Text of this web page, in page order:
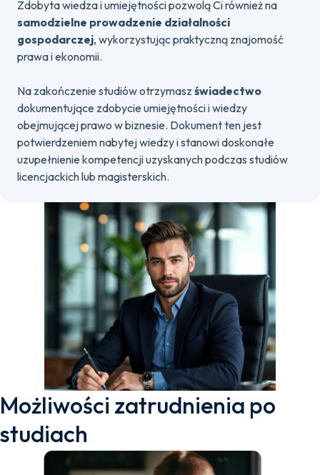
Zdobyta wiedza i umiejętności pozwolą Ci również na
samodzielne prowadzenie działalności
gospodarczej, wykorzystując praktyczną znajomość
prawa i ekonomii.
Na zakończenie studiów otrzymasz świadectwo
dokumentujące zdobycie umiejętności i wiedzy
obejmującej prawo w biznesie. Dokument ten jest
potwierdzeniem nabytej wiedzy i stanowi doskonałe
uzupełnienie kompetencji uzyskanych podczas studiów
licencjackich lub magisterskich.
Możliwości zatrudnienia po
studiach